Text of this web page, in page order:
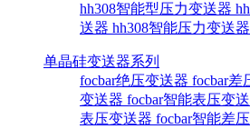
hh308智能型压力变送器
送器 hh308智能压力变送
单晶硅变送器系列
focbar绝压变送器 focbar差
变送器 focbar智能表压变
表压变送器 focbar智能差